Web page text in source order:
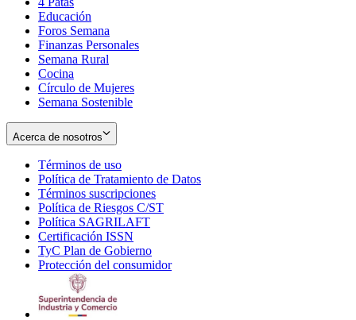
window
new
window
Educación
Foros Semana
Finanzas Personales
Semana Rural
Cocina
Círculo de Mujeres
Semana Sostenible
Acerca de nosotros
Términos de uso
in
new
window
Política de Tratamiento de Datos
Términos suscripciones
in
Política de Riesgos C/ST
Política SAGRILAFT
new
window
Certificación ISSN
in
new
TyC Plan de Gobierno
in
Protección del consumidorOpens